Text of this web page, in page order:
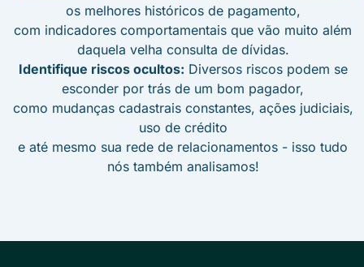
os melhores históricos de pagamento,
com indicadores comportamentais que vão muito além
daquela velha consulta de dívidas.
Identifique riscos ocultos: Diversos riscos podem se
esconder por trás de um bom pagador,
como mudanças cadastrais constantes, ações judiciais,
uso de crédito
e até mesmo sua rede de relacionamentos - isso tudo
nós também analisamos!